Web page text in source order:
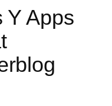
Y Apps